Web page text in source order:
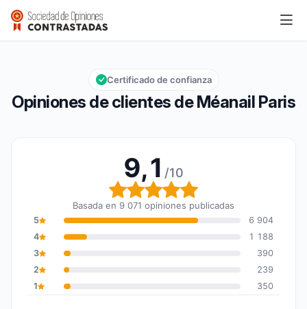
Méanail Paris
Calificación global: 9,1 de 10
9,1/10
Opiniones de clientes de Méanail Paris
Certificado de confianza
9,1 /10
Calificación global: 9,1
Basada en 9 071 opiniones publicadas
5
6 904
4
1 188
3
390
2
239
1
350